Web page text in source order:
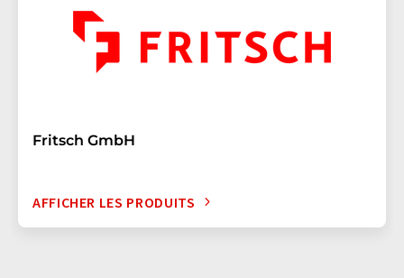
Fritsch GmbH
AFFICHER LES PRODUITS